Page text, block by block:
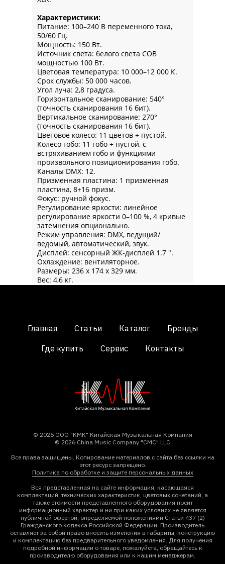
Характеристики:
Питание: 100–240 В переменного тока,
50/60 Гц.
Мощность: 150 Вт.
Источник света: белого света COB
мощностью 100 Вт.
Цветовая температура: 10 000–12 000 К.
Срок службы: 50 000 часов.
Угол луча: 2,8 градуса.
Горизонтальное сканирование: 540°
(точность сканирования 16 бит).
Вертикальное сканирование: 270°
(точность сканирования 16 бит).
Цветовое колесо: 11 цветов + пустой.
Колесо гобо: 11 гобо + пустой, с
встряхиванием гобо и функциями
произвольного позиционирования гобо.
Каналы DMX: 12.
Призменная пластина: 1 призменная
пластина, 8+16 призм.
Фокус: ручной фокус.
Регулирование яркости: линейное
регулирование яркости 0–100 %, 4 кривые
затемнения опционально.
Режим управления: DMX, ведущий/
ведомый, автоматический, звук.
Дисплей: сенсорный ЖК-дисплей 1.7 ".
Охлаждение: вентиляторное.
Размеры: 236 х 174 х 329 мм.
Вес: 4,6 кг.
Главная Статьи Каталог
Бренды
Где купить
Сервис Контакты
© 2026 ООО "КМК" Китайская Музыкальная Компания
© 2026 China Music Company "CMC" LLC
Все права защищены. Копирование материалов с сайта без ссылки на
этот ресурс запрещено.
Политика по обработке и защите персональных данных
Вся представленная на сайте информация, касающаяся
комплектаций, технических характеристик, цветовых сочетаний, а
также стоимости представленного оборудования носит
информационный характер и ни при каких условиях не является
публичной офертой, определяемой положениями Статьи 437 (2)
Гражданского кодекса Российской Федерации. Производитель
оставляет за собой право вносить изменения в габариты, конструкцию
и комплектацию без предварительного уведомления. Для получения
подробной информации о товаре, пожалуйста, обращайтесь к
производителю оборудования или к нашим менеджерам.